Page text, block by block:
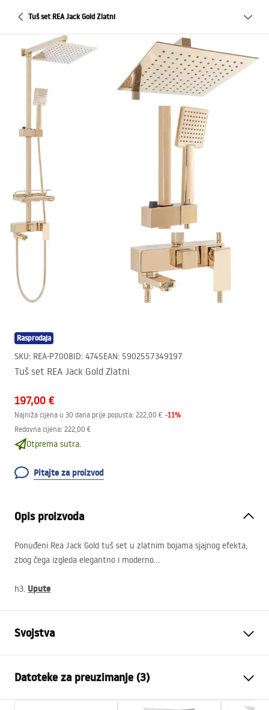
Tuš set REA Jack Gold Zlatni
Rasprodaja
SKU: REA-P7008ID: 4745EAN: 5902557349197
Tuš set REA Jack Gold Zlatni
197,00 €
Najniža cijena u 30 dana prije popusta: 222,00 € -11%
Redovna cijena: 222,00 €
Otprema sutra.
Pitajte za proizvod
Opis proizvoda
Ponuđeni Rea Jack Gold tuš set u zlatnim bojama sjajnog efekta,
zbog čega izgleda elegantno i moderno…
h3. Upute
Svojstva
Materijal
Mjed, ABS
Vrsta slavine
Jednoručna
Datoteke za preuzimanje (3)